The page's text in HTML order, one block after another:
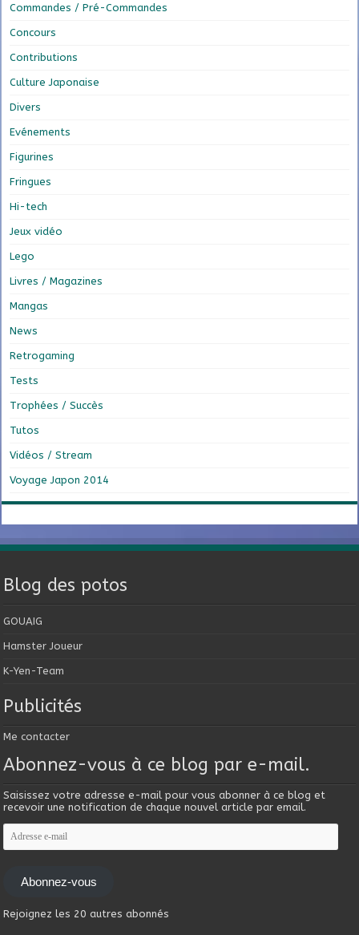
Commandes / Pré-Commandes
Concours
Contributions
Culture Japonaise
Divers
Evénements
Figurines
Fringues
Hi-tech
Jeux vidéo
Lego
Livres / Magazines
Mangas
News
Retrogaming
Tests
Trophées / Succès
Tutos
Vidéos / Stream
Voyage Japon 2014
Blog des potos
GOUAIG
Hamster Joueur
K-Yen-Team
Publicités
Me contacter
Abonnez-vous à ce blog par e-mail.
Saisissez votre adresse e-mail pour vous abonner à ce blog et
recevoir une notification de chaque nouvel article par email.
Adresse
e-
mail
Abonnez-vous
Rejoignez les 20 autres abonnés